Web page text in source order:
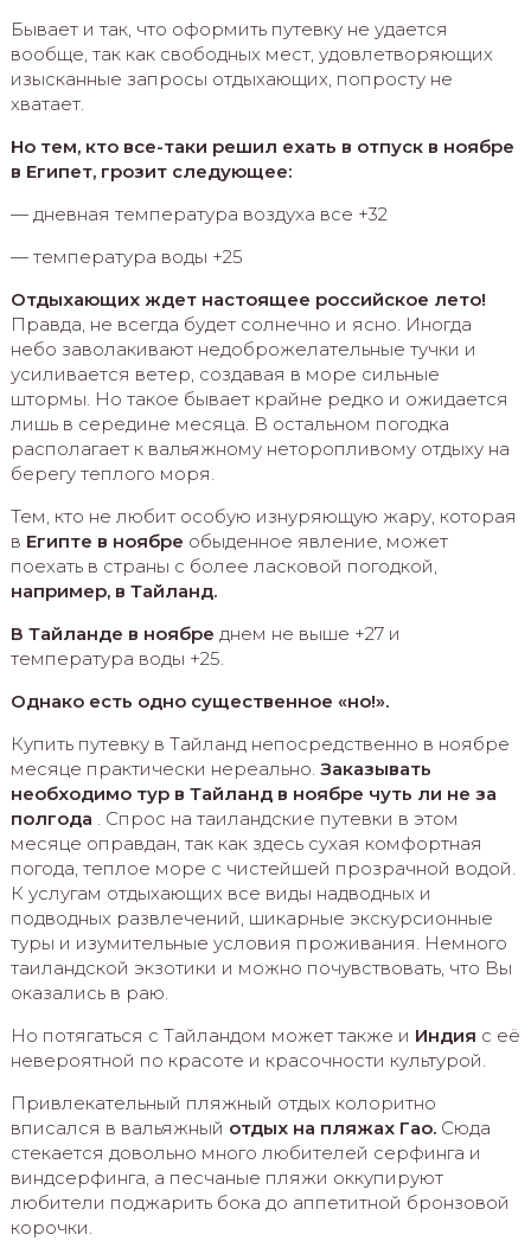
Бывает и так, что оформить путевку не удается
вообще, так как свободных мест, удовлетворяющих
изысканные запросы отдыхающих, попросту не
хватает.
Но тем, кто все-таки решил ехать в отпуск в ноябре
в Египет, грозит следующее:
— дневная температура воздуха все +32
— температура воды +25
Отдыхающих ждет настоящее российское лето!
Правда, не всегда будет солнечно и ясно. Иногда
небо заволакивают недоброжелательные тучки и
усиливается ветер, создавая в море сильные
штормы. Но такое бывает крайне редко и ожидается
лишь в середине месяца. В остальном погодка
располагает к вальяжному неторопливому отдыху на
берегу теплого моря.
Тем, кто не любит особую изнуряющую жару, которая
в Египте в ноябре обыденное явление, может
поехать в страны с более ласковой погодкой,
например, в Тайланд.
В Тайланде в ноябре днем не выше +27 и
температура воды +25.
Однако есть одно существенное «но!».
Купить путевку в Тайланд непосредственно в ноябре
месяце практически нереально. Заказывать
необходимо тур в Тайланд в ноябре чуть ли не за
полгода . Спрос на таиландские путевки в этом
месяце оправдан, так как здесь сухая комфортная
погода, теплое море с чистейшей прозрачной водой.
К услугам отдыхающих все виды надводных и
подводных развлечений, шикарные экскурсионные
туры и изумительные условия проживания. Немного
таиландской экзотики и можно почувствовать, что Вы
оказались в раю.
Но потягаться с Тайландом может также и Индия с её
невероятной по красоте и красочности культурой.
Привлекательный пляжный отдых колоритно
вписался в вальяжный отдых на пляжах Гао.Сюда
стекается довольно много любителей серфинга и
виндсерфинга, а песчаные пляжи оккупируют
любители поджарить бока до аппетитной бронзовой
корочки.